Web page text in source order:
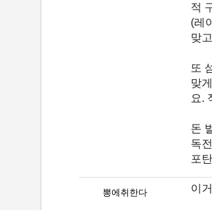
적
(레
맞
또
맞
요.
돈
독
포
뽕에취한다 이